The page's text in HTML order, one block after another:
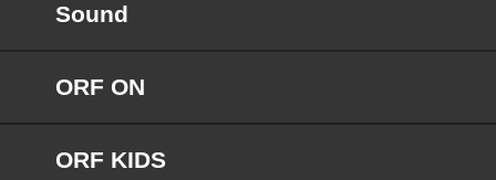
Sound
ORF ON
ORF KIDS